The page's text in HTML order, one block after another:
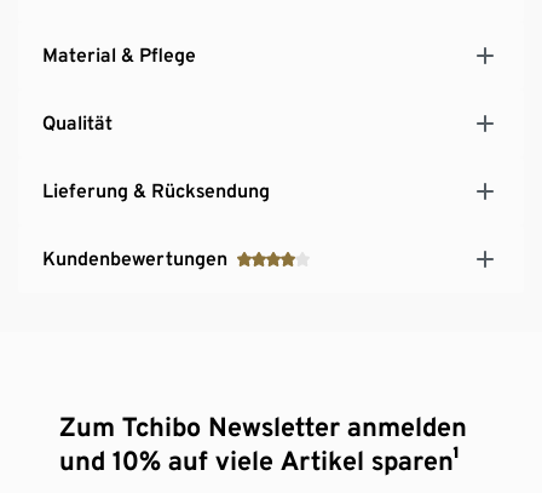
Material & Pflege
Qualität
Lieferung & Rücksendung
Kundenbewertungen
Zum Tchibo Newsletter anmelden
und 10% auf viele Artikel sparen¹